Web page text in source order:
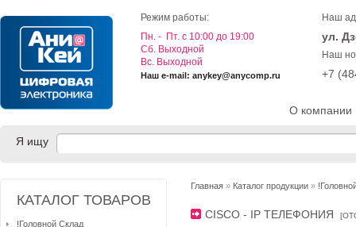
О компании
Режим работы:
Пн. - Пт. с 10:00 до 19:00
Cб. Выходной
Вс. Выходной
Наш e-mail: anykey@anycomp.ru
Наш
ул.
Наш
+7
Я ищу
Главная » Каталог продукции »
CISCO - IP ТЕЛЕФОНИЯ [
КАТАЛОГ ТОВАРОВ
!Головной Склад